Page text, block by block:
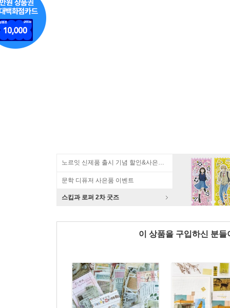
노르잇 신제품 출시 기념 할인&사은품 증정!
문학 디퓨저 사은품 이벤트
스킵과 로퍼 2차 굿즈
이 상품을 구입하신 분